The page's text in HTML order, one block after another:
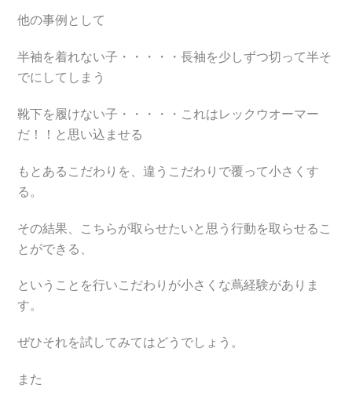
他の事例として
半袖を着れない子・・・・・長袖を少しずつ切って半そ
でにしてしまう
靴下を履けない子・・・・・これはレックウオーマー
だ！！と思い込ませる
もとあるこだわりを、違うこだわりで覆って小さくす
る。
その結果、こちらが取らせたいと思う行動を取らせるこ
とができる、
ということを行いこだわりが小さくな蔦経験がありま
す。
ぜひそれを試してみてはどうでしょう。
また